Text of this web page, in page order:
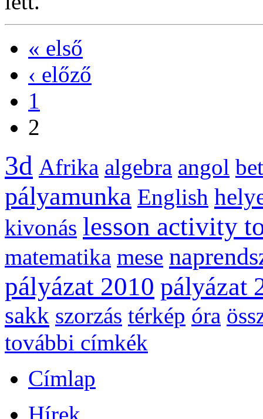
« első
‹ előző
1
2
3d Afrika algebra angol
pályamunka English
kivonás lesson activity
matematika mese
pályázat 2010 pályázat
sakk szorzás térkép óra
további címkék
Címlap